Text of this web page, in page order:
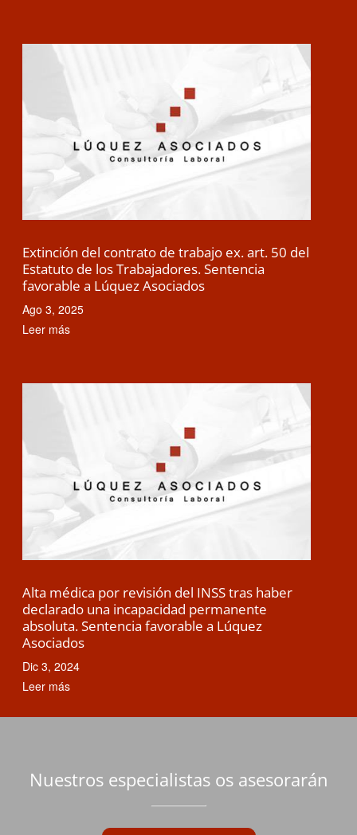
Extinción del contrato de trabajo ex. art. 50 del
Estatuto de los Trabajadores. Sentencia
favorable a Lúquez Asociados
Ago 3, 2025
Leer más
Alta médica por revisión del INSS tras haber
declarado una incapacidad permanente
absoluta. Sentencia favorable a Lúquez
Asociados
Dic 3, 2024
Leer más
Nuestros especialistas os asesorarán